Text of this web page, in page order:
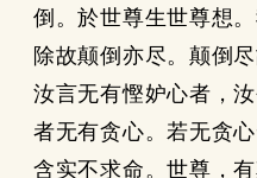
倒。於世尊生世尊想
除故颠倒亦尽。颠倒
汝言无有慳妒心者，
者无有贪心。若无贪
含实不求命。世尊，